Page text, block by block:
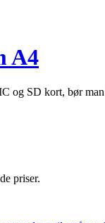
A4
og SD kort, bør
priser.